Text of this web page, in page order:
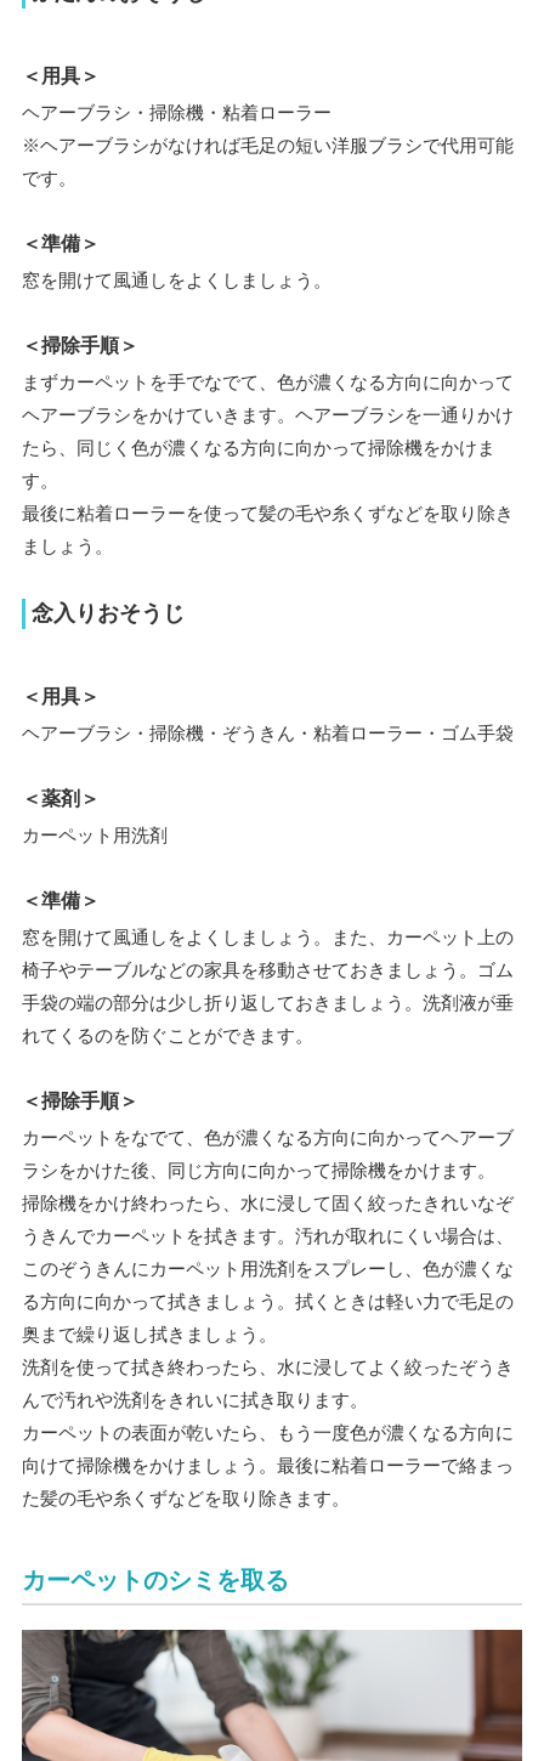
＜用具＞
ヘアーブラシ・掃除機・粘着ローラー
※ヘアーブラシがなければ毛足の短い洋服ブラシで代用可能
です。
＜準備＞
窓を開けて風通しをよくしましょう。
＜掃除手順＞
まずカーペットを手でなでて、色が濃くなる方向に向かって
ヘアーブラシをかけていきます。ヘアーブラシを一通りかけ
たら、同じく色が濃くなる方向に向かって掃除機をかけま
す。
最後に粘着ローラーを使って髪の毛や糸くずなどを取り除き
ましょう。
念入りおそうじ
＜用具＞
ヘアーブラシ・掃除機・ぞうきん・粘着ローラー・ゴム手袋
＜薬剤＞
カーペット用洗剤
＜準備＞
窓を開けて風通しをよくしましょう。また、カーペット上の
椅子やテーブルなどの家具を移動させておきましょう。ゴム
手袋の端の部分は少し折り返しておきましょう。洗剤液が垂
れてくるのを防ぐことができます。
＜掃除手順＞
カーペットをなでて、色が濃くなる方向に向かってヘアーブ
ラシをかけた後、同じ方向に向かって掃除機をかけます。
掃除機をかけ終わったら、水に浸して固く絞ったきれいなぞ
うきんでカーペットを拭きます。汚れが取れにくい場合は、
このぞうきんにカーペット用洗剤をスプレーし、色が濃くな
る方向に向かって拭きましょう。拭くときは軽い力で毛足の
奥まで繰り返し拭きましょう。
洗剤を使って拭き終わったら、水に浸してよく絞ったぞうき
んで汚れや洗剤をきれいに拭き取ります。
カーペットの表面が乾いたら、もう一度色が濃くなる方向に
向けて掃除機をかけましょう。最後に粘着ローラーで絡まっ
た髪の毛や糸くずなどを取り除きます。
カーペットのシミを取る